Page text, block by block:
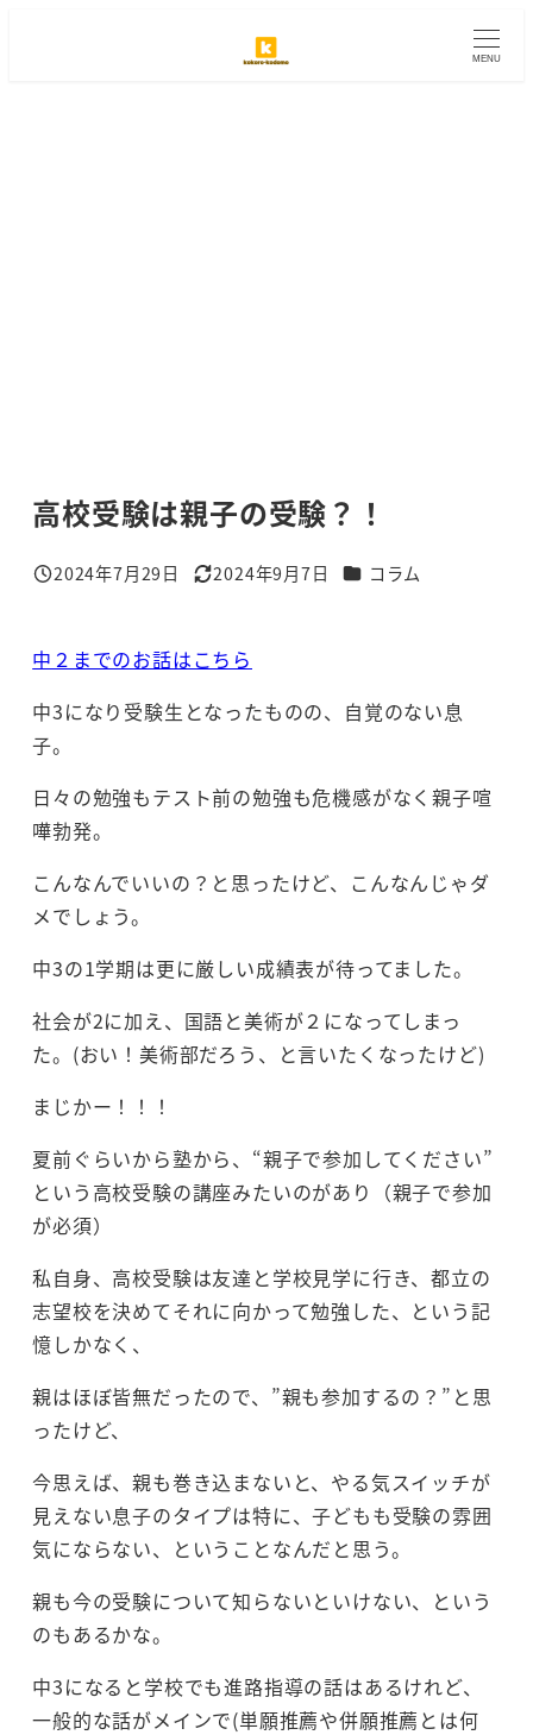
MENU
高校受験は親子の受験？！
投稿日
2024年7月29日
更新日
2024年9月7日 カテゴリー
コラム
中２までのお話はこちら
中3になり受験生となったものの、自覚のない息
子。
日々の勉強もテスト前の勉強も危機感がなく親子喧
嘩勃発。
こんなんでいいの？と思ったけど、こんなんじゃダ
メでしょう。
中3の1学期は更に厳しい成績表が待ってました。
社会が2に加え、国語と美術が２になってしまっ
た。(おい！美術部だろう、と言いたくなったけど)
まじかー！！！
夏前ぐらいから塾から、“親子で参加してください”
という高校受験の講座みたいのがあり（親子で参加
が必須）
私自身、高校受験は友達と学校見学に行き、都立の
志望校を決めてそれに向かって勉強した、という記
憶しかなく、
親はほぼ皆無だったので、”親も参加するの？”と思
ったけど、
今思えば、親も巻き込まないと、やる気スイッチが
見えない息子のタイプは特に、子どもも受験の雰囲
気にならない、ということなんだと思う。
親も今の受験について知らないといけない、という
のもあるかな。
中3になると学校でも進路指導の話はあるけれど、
一般的な話がメインで(単願推薦や併願推薦とは何